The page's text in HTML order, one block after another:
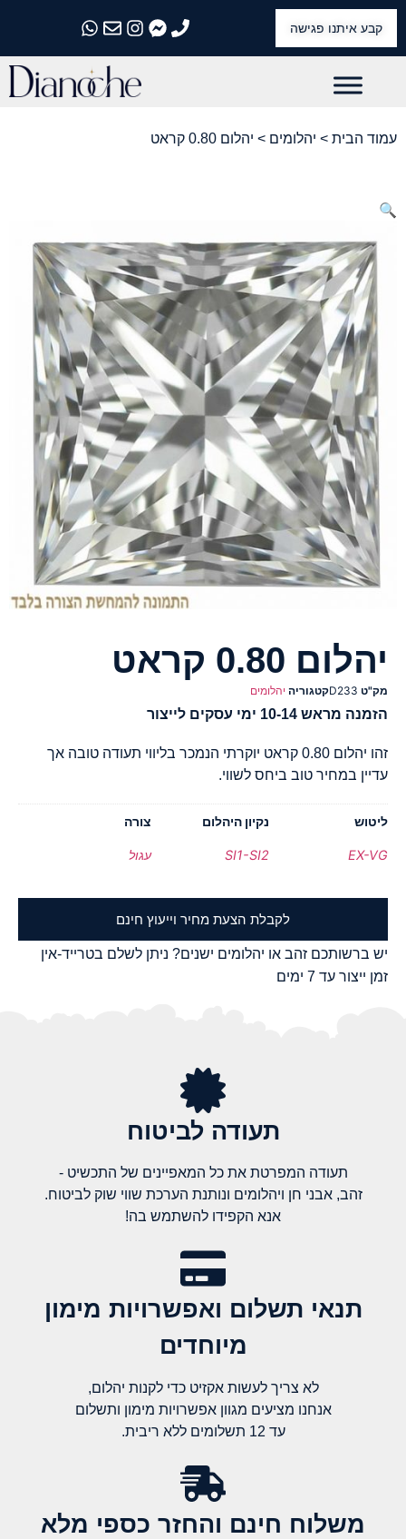
קבע איתנו פגישה
התקשרו אלינו
התקשרו אלינו
התקשרו אלינו
התקשרו אלינו
התקשרו אלינו
עמוד הבית > יהלומים > יהלום 0.80 קראט
🔍
יהלום 0.80 קראט
מק"ט D233קטגוריה יהלומים
הזמנה מראש 10-14 ימי עסקים לייצור
זהו יהלום 0.80 קראט יוקרתי הנמכר בליווי תעודה טובה אך
עדיין במחיר טוב ביחס לשווי.
ליטוש
EX-VG
נקיון היהלום
SI1-SI2
צורה
עגול
לקבלת הצעת מחיר וייעוץ חינם
יש ברשותכם זהב או יהלומים ישנים? ניתן לשלם בטרייד-אין
זמן ייצור עד 7 ימים
תעודה לביטוח
תעודה המפרטת את כל המאפיינים של התכשיט -
זהב, אבני חן ויהלומים ונותנת הערכת שווי שוק לביטוח.
אנא הקפידו להשתמש בה!
תנאי תשלום ואפשרויות מימון
מיוחדים
לא צריך לעשות אקזיט כדי לקנות יהלום,
אנחנו מציעים מגוון אפשרויות מימון ותשלום
עד 12 תשלומים ללא ריבית.
משלוח חינם והחזר כספי מלא​